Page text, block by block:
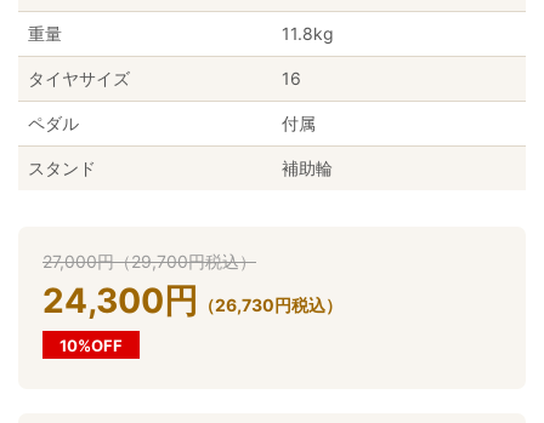
重量 11.8kg
タイヤサイズ 16
ペダル 付属
スタンド 補助輪
27,000円（29,700円税込）
24,300円 （26,730円税込）
10%OFF